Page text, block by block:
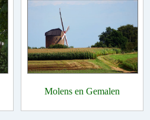
Molens en Gemalen